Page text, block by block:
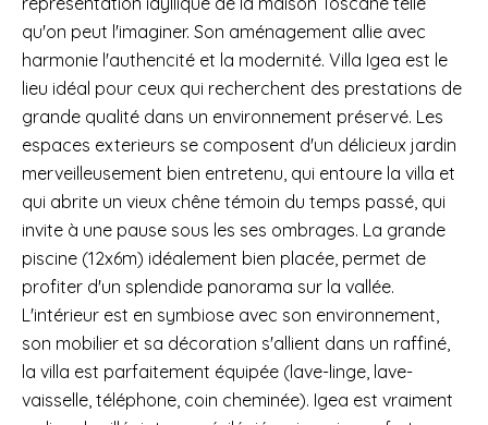
qu'on peut l'imaginer. Son aménagement allie avec
harmonie l'authencité et la modernité. Villa Igea est le
lieu idéal pour ceux qui recherchent des prestations de
grande qualité dans un environnement préservé. Les
espaces exterieurs se composent d'un délicieux jardin
merveilleusement bien entretenu, qui entoure la villa et
qui abrite un vieux chêne témoin du temps passé, qui
invite à une pause sous les ses ombrages. La grande
piscine (12x6m) idéalement bien placée, permet de
profiter d'un splendide panorama sur la vallée.
L'intérieur est en symbiose avec son environnement,
son mobilier et sa décoration s'allient dans un raffiné,
la villa est parfaitement équipée (lave-linge, lave-
vaisselle, téléphone, coin cheminée). Igea est vraiment